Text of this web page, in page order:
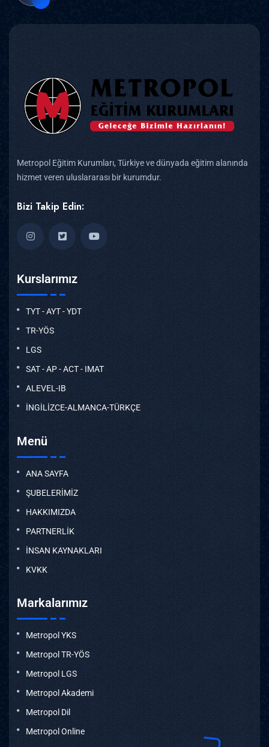
Metropol Eğitim Kurumları, Türkiye ve dünyada eğitim alanında
hizmet veren uluslararası bir kurumdur.
Bizi Takip Edin:
Kurslarımız
TYT - AYT - YDT
TR-YÖS
LGS
SAT - AP - ACT - IMAT
ALEVEL-IB
İNGİLİZCE-ALMANCA-TÜRKÇE
Menü
ANA SAYFA
ŞUBELERİMİZ
HAKKIMIZDA
PARTNERLİK
İNSAN KAYNAKLARI
KVKK
Markalarımız
Metropol YKS
Metropol TR-YÖS
Metropol LGS
Metropol Akademi
Metropol Dil
Metropol Online